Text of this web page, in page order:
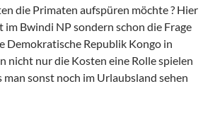
die Primaten aufspüren möchte ? Hier
Bwindi NP sondern schon die Frage
Demokratische Republik Kongo in
nicht nur die Kosten eine Rolle spielen
man sonst noch im Urlaubsland sehen